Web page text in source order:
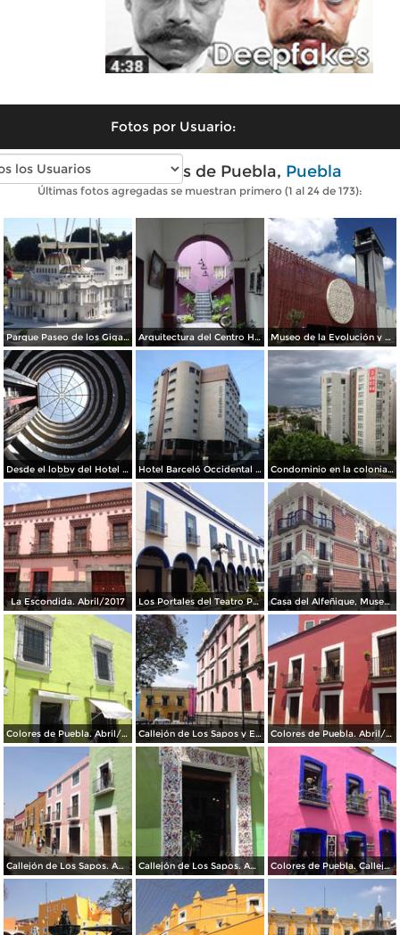
Fotos por Usuario:
Fotos modernas de Puebla, Puebla
Últimas fotos agregadas se muestran primero (1 al 24 de 173):
Parque Paseo de los Gigantes. Enero/2016 Arquitectura del Centro Histórico de Puebla. Julio/2017 Museo de la Evolución y Teleférico de Puebla. Julio/2017
Desde el lobby del Hotel Barceló Occidental JF Puebla. Julio/2017 Hotel Barceló Occidental JF Puebla. Julio/2017 Condominio en la colonia La Paz. Julio/2017
La Escondida. Abril/2017 Los Portales del Teatro Principal. Abril/2017 Casa del Alfeñique, Museo. Abril/2017
Colores de Puebla. Abril/2017 Callejón de Los Sapos y Edificio El Carolino. Abril/2017 Colores de Puebla. Abril/2017
Callejón de Los Sapos. Abril/2017 Callejón de Los Sapos. Abril/2017 Colores de Puebla. Callejón de Los Sapos. Abril/2017